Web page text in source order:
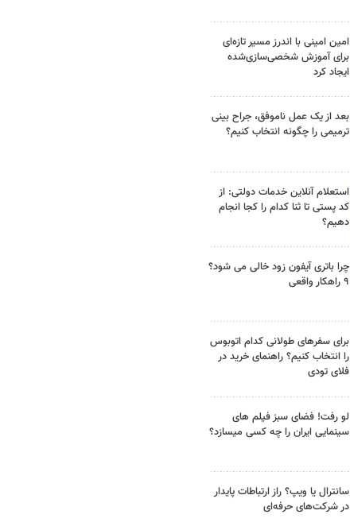
امین امینی با اندرز مسیر تازه‌ای
برای آموزش شخصی‌سازی‌شده
ایجاد کرد
بعد از یک عمل ناموفق، جراح بینی
ترمیمی را چگونه انتخاب کنیم؟
استعلام آنلاین خدمات دولتی: از
کد پستی تا ثنا کدام را کجا انجام
دهیم؟
چرا باتری آیفون زود خالی می شود؟
۹ راهکار واقعی
برای سفرهای طولانی کدام اتوبوس
را انتخاب کنیم؟ راهنمای خرید در
فلای تودی
لو رفت! فضای سبز فیلم های
سینمایی ایران را چه کسی میسازد؟
سانترال یا ویپ؟ راز ارتباطات پایدار
در شرکت‌های حرفه‌ای